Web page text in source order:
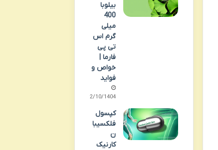
بیلوبا
400
میلی
گرم اس
تی پی
فارما |
خواص و
فواید
02/10/1404
کپسول
فلکسیبا
ن
کارنیک